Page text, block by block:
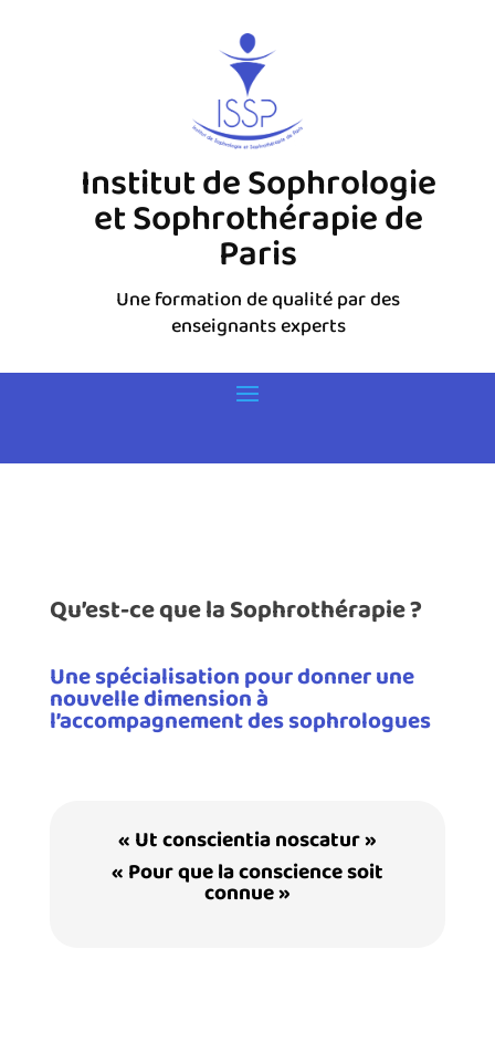
Institut de Sophrologie
et Sophrothérapie de
Paris
Une formation de qualité par des
enseignants experts
Qu’est-ce que la Sophrothérapie ?
Une spécialisation pour donner une
nouvelle dimension à
l’accompagnement des sophrologues
« Ut conscientia noscatur »
« Pour que la conscience soit
connue »